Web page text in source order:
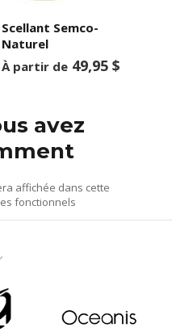
Scellant Semco-
Naturel
À partir de 49,95 $
avez
affichée dans cette
fonctionnels